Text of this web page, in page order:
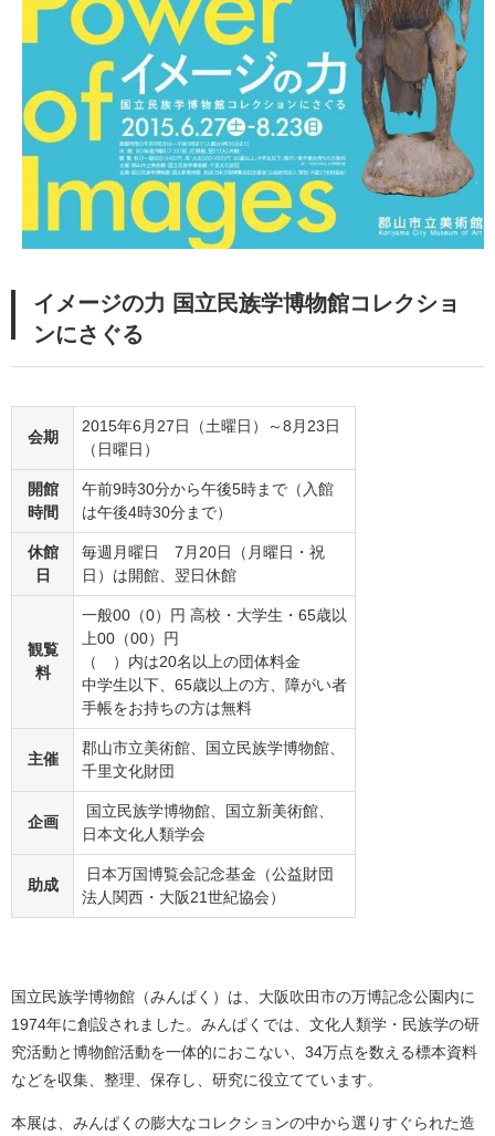
イメージの力 国立民族学博物館コレクショ
ンにさぐる
会期
2015年6月27日（土曜日）～8月23日
（日曜日）
開館
時間
午前9時30分から午後5時まで（入館
は午後4時30分まで）
休館
日
毎週月曜日 7月20日（月曜日・祝
日）は開館、翌日休館
観覧
料
一般00（0）円 高校・大学生・65歳以
上00（00）円
（ ）内は20名以上の団体料金
中学生以下、65歳以上の方、障がい者
手帳をお持ちの方は無料
主催
郡山市立美術館、国立民族学博物館、
千里文化財団
企画
国立民族学博物館、国立新美術館、
日本文化人類学会
助成
日本万国博覧会記念基金（公益財団
法人関西・大阪21世紀協会）
国立民族学博物館（みんぱく）は、大阪吹田市の万博記念公園内に
1974年に創設されました。みんぱくでは、文化人類学・民族学の研
究活動と博物館活動を一体的におこない、34万点を数える標本資料
などを収集、整理、保存し、研究に役立てています。
本展は、みんぱくの膨大なコレクションの中から選りすぐられた造